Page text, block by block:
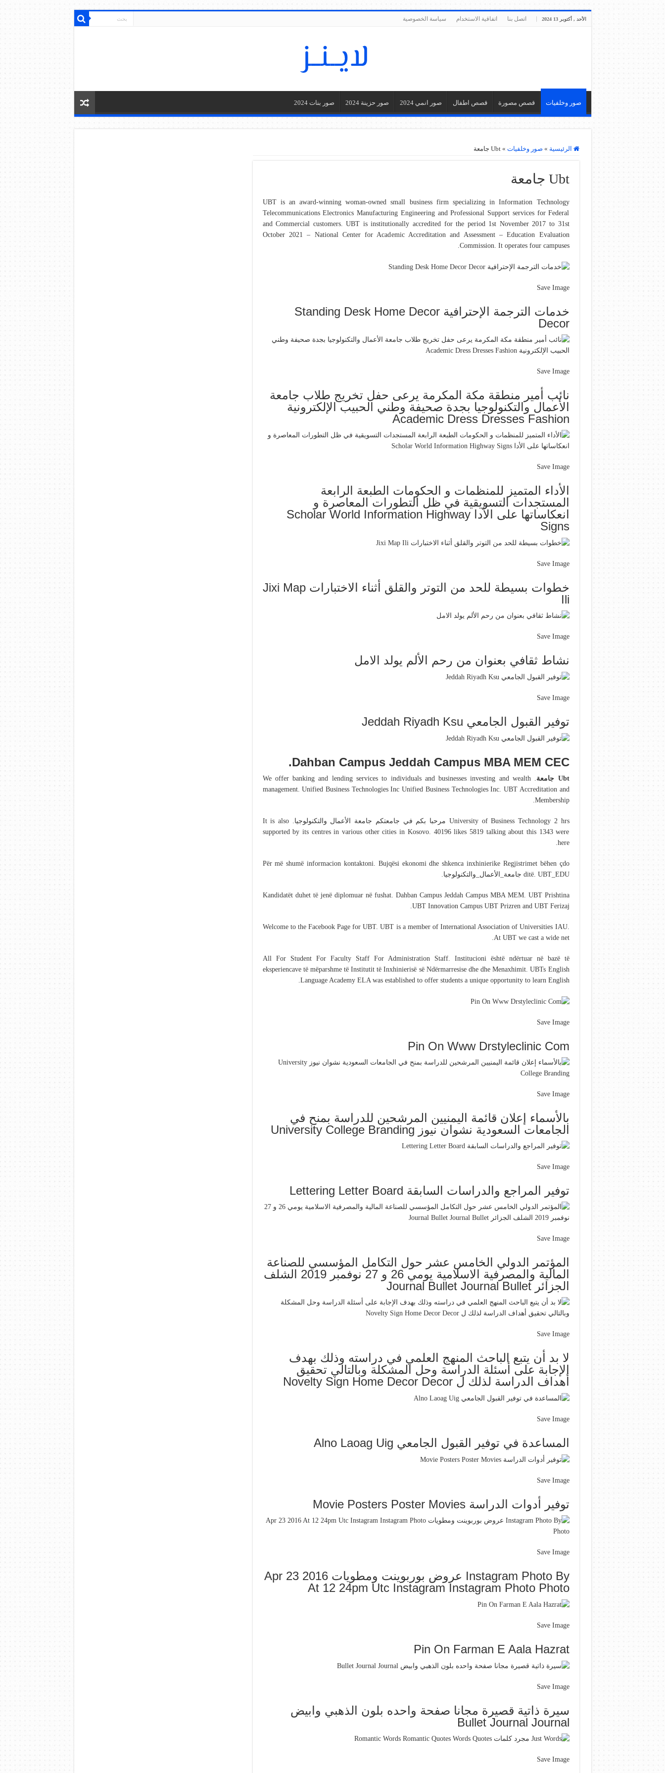
الأحد , أكتوبر 13 2024 اتصل بنا اتفاقية الاستخدام سياسة الخصوصية
صور وخلفيات قصص مصورة قصص اطفال صور انمي 2024 صور حزينة 2024 صور بنات 2024
الرئيسية » صور وخلفيات » Ubt جامعة
Ubt جامعة
UBT is an award-winning woman-owned small business firm specializing in Information Technology
Telecommunications Electronics Manufacturing Engineering and Professional Support services for Federal
and Commercial customers. UBT is institutionally accredited for the period 1st November 2017 to 31st
October 2021 – National Center for Academic Accreditation and Assessment – Education Evaluation
Commission. It operates four campuses.
Save Image
خدمات الترجمة الإحترافية Standing Desk Home Decor
Decor
Save Image
نائب أمير منطقة مكة المكرمة يرعى حفل تخريج طلاب جامعة
الأعمال والتكنولوجيا بجدة صحيفة وطني الحبيب الإلكترونية
Academic Dress Dresses Fashion
Save Image
الأداء المتميز للمنظمات و الحكومات الطبعة الرابعة
المستجدات التسويقية في ظل التطورات المعاصرة و
انعكاساتها على الأدا Scholar World Information Highway
Signs
Save Image
خطوات بسيطة للحد من التوتر والقلق أثناء الاختبارات Jixi Map
Ili
Save Image
نشاط ثقافي بعنوان من رحم الألم يولد الامل
Save Image
توفير القبول الجامعي Jeddah Riyadh Ksu
Dahban Campus Jeddah Campus MBA MEM CEC.
Ubt جامعة
. We offer banking and lending services to individuals and businesses investing and wealth
management. Unified Business Technologies Inc Unified Business Technologies Inc. UBT Accreditation and
Membership.
University of Business Technology 2 hrs مرحبا بكم في جامعتكم جامعة الأعمال والتكنولوجيا. It is also
supported by its centres in various other cities in Kosovo. 40196 likes 5819 talking about this 1343 were
here.
Për më shumë informacion kontaktoni. Bujqësi ekonomi dhe shkenca inxhinierike Regjistrimet bëhen çdo
ditë. UBT_EDU جامعة_الأعمال_والتكنولوجيا.
Kandidatët duhet të jenë diplomuar në fushat. Dahban Campus Jeddah Campus MBA MEM. UBT Prishtina
UBT Innovation Campus UBT Prizren and UBT Ferizaj.
Welcome to the Facebook Page for UBT. UBT is a member of International Association of Universities IAU.
At UBT we cast a wide net.
All For Student For Faculty Staff For Administration Staff. Institucioni është ndërtuar në bazë të
eksperiencave të mëparshme të Institutit të Inxhinierisë së Ndërmarresise dhe dhe Menaxhimit. UBTs English
Language Academy ELA was established to offer students a unique opportunity to learn English.
Save Image
Pin On Www Drstyleclinic Com
Save Image
بالأسماء إعلان قائمة اليمنيين المرشحين للدراسة بمنح في
الجامعات السعودية نشوان نيوز University College Branding
Save Image
توفير المراجع والدراسات السابقة Lettering Letter Board
Save Image
المؤتمر الدولي الخامس عشر حول التكامل المؤسسي للصناعة
المالية والمصرفية الاسلامية يومي 26 و 27 نوفمبر 2019 الشلف
الجزائر Journal Bullet Journal Bullet
Save Image
لا بد أن يتبع الباحث المنهج العلمي في دراسته وذلك بهدف
الإجابة على أسئلة الدراسة وحل المشكلة وبالتالي تحقيق
أهداف الدراسة لذلك ل Novelty Sign Home Decor Decor
Save Image
المساعدة في توفير القبول الجامعي Alno Laoag Uig
Save Image
توفير أدوات الدراسة Movie Posters Poster Movies
Save Image
Instagram Photo By عروض بوربوينت ومطويات Apr 23 2016
At 12 24pm Utc Instagram Instagram Photo Photo
Save Image
Pin On Farman E Aala Hazrat
Save Image
سيرة ذاتية قصيرة مجانا صفحة واحده بلون الذهبي وابيض
Bullet Journal Journal
Save Image